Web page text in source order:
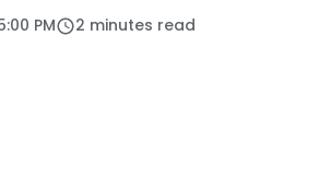
PM 2 minutes read